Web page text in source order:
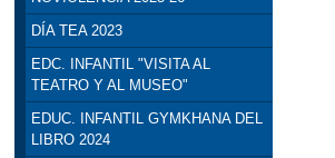
DÍA TEA 2023
EDC. INFANTIL "VISITA AL
TEATRO Y AL MUSEO"
EDUC. INFANTIL GYMKHANA DEL
LIBRO 2024